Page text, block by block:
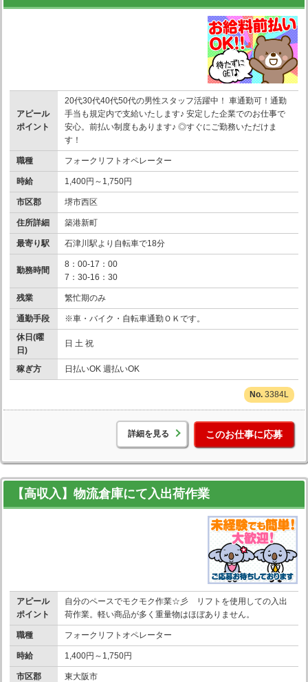
アピール
ポイント
20代30代40代50代の男性スタッフ活躍中！ 車通勤可！通勤
手当も規定内で支給いたします♪ 安定した企業でのお仕事で
安心。前払い制度もあります♪ ◎すぐにご勤務いただけま
す！
職種 フォークリフトオペレーター
時給 1,400円～1,750円
市区郡 堺市西区
住所詳細 築港新町
最寄り駅 石津川駅より自転車で18分
勤務時間
8：00-17：00
7：30-16：30
残業 繁忙期のみ
通勤手段
※車・バイク・自転車通勤ＯＫです。
休日(曜
日)
日 土 祝
稼ぎ方 日払いOK 週払いOK
3384L
詳細を見る このお仕事に応募
【高収入】物流倉庫にて入出荷作業
アピール
ポイント
自分のペースでモクモク作業☆彡 リフトを使用しての入出
荷作業。軽い商品が多く重量物はほぼありません。
職種 フォークリフトオペレーター
時給 1,400円～1,750円
市区郡 東大阪市